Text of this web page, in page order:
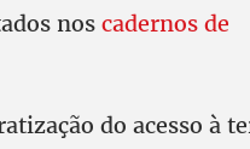
nos cadernos de
do acesso à